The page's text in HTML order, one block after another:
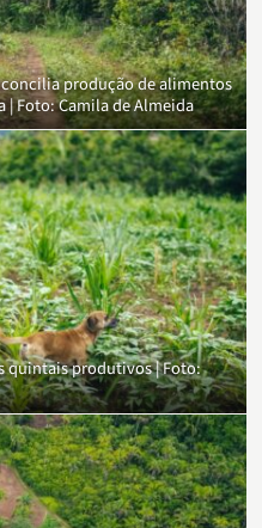
produção de alimentos
| Foto: Camila de Almeida
quintais produtivos | Foto: